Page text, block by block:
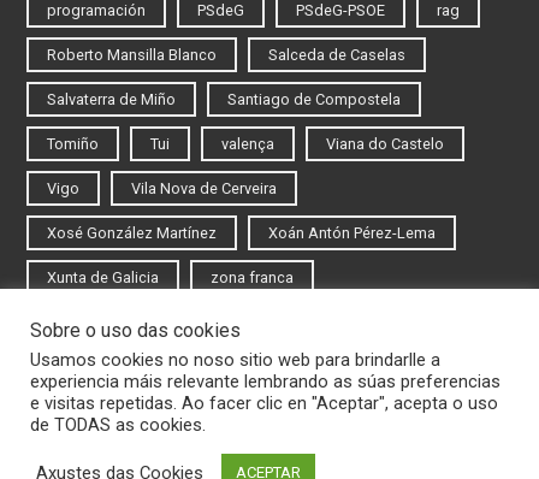
programación PSdeG PSdeG-PSOE rag
Roberto Mansilla Blanco Salceda de Caselas
Salvaterra de Miño Santiago de Compostela
Tomiño Tui valença Viana do Castelo
Vigo Vila Nova de Cerveira
Xosé González Martínez Xoán Antón Pérez-Lema
Xunta de Galicia zona franca
Iniciar sesión
Rexistrarse
Sobre o uso das cookies
Usamos cookies no noso sitio web para brindarlle a
experiencia máis relevante lembrando as súas preferencias
e visitas repetidas. Ao facer clic en "Aceptar", acepta o uso
de TODAS as cookies.
Axustes das Cookies ACEPTAR